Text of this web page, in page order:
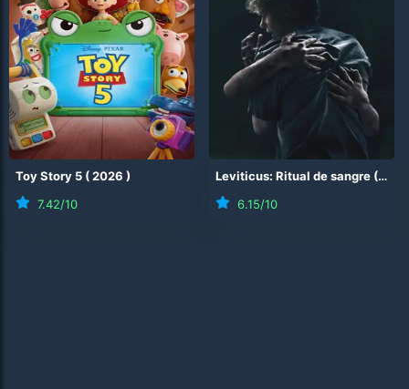
Toy Story 5 (2026 )
7.42/10
Leviticus: Ritual de sangre (
6.15/10